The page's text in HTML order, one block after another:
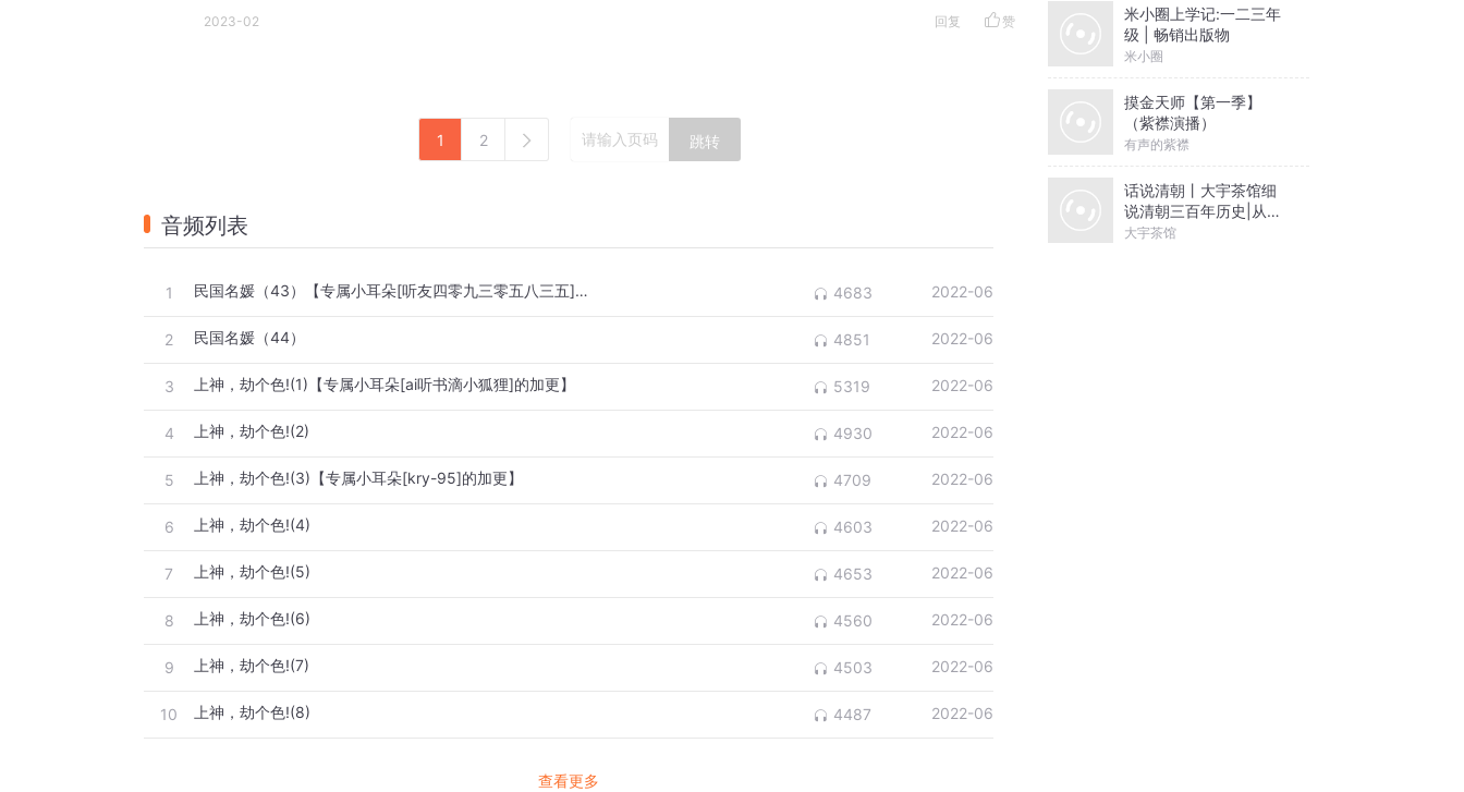
2023-02 回复 赞
1 2 跳转
音频列表
1 民国名媛（43）【专属小耳朵[听友四零九三零五八三五]的加更 4683 2022-06
2 民国名媛（44） 4851 2022-06
3 上神，劫个色!(1)【专属小耳朵[ai听书滴小狐狸]的加更】 5319 2022-06
4 上神，劫个色!(2) 4930 2022-06
5 上神，劫个色!(3)【专属小耳朵[kry-95]的加更】 4709 2022-06
6 上神，劫个色!(4) 4603 2022-06
7 上神，劫个色!(5) 4653 2022-06
8 上神，劫个色!(6) 4560 2022-06
9 上神，劫个色!(7) 4503 2022-06
10 上神，劫个色!(8) 4487 2022-06
查看更多
米小圈上学记:一二三年
级 | 畅销出版物
米小圈
摸金天师【第一季】
（紫襟演播）
有声的紫襟
话说清朝丨大宇茶馆细
说清朝三百年历史|从努
尔哈赤到末代皇帝溥仪|
大宇茶馆